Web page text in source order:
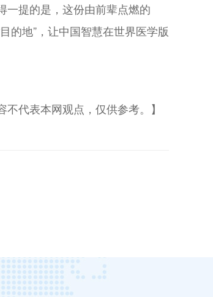
提的是，这份由前辈点燃的
的地”，让中国智慧在世界医学版
代表本网观点，仅供参考。】